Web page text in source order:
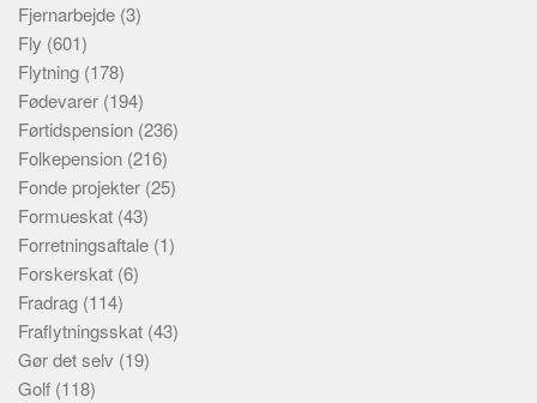
Fjernarbejde (3)
Fly (601)
Flytning (178)
Fødevarer (194)
Førtidspension (236)
Folkepension (216)
Fonde projekter (25)
Formueskat (43)
Forretningsaftale (1)
Forskerskat (6)
Fradrag (114)
Fraflytningsskat (43)
Gør det selv (19)
Golf (118)